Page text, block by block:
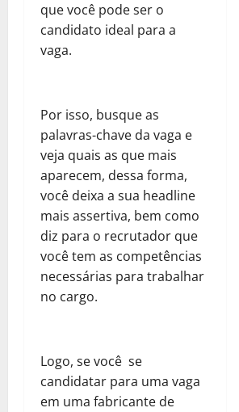
que você pode ser o
candidato ideal para a
vaga.
Por isso, busque as
palavras-chave da vaga e
veja quais as que mais
aparecem, dessa forma,
você deixa a sua headline
mais assertiva, bem como
diz para o recrutador que
você tem as competências
necessárias para trabalhar
no cargo.
Logo, se você se
candidatar para uma vaga
em uma fabricante de